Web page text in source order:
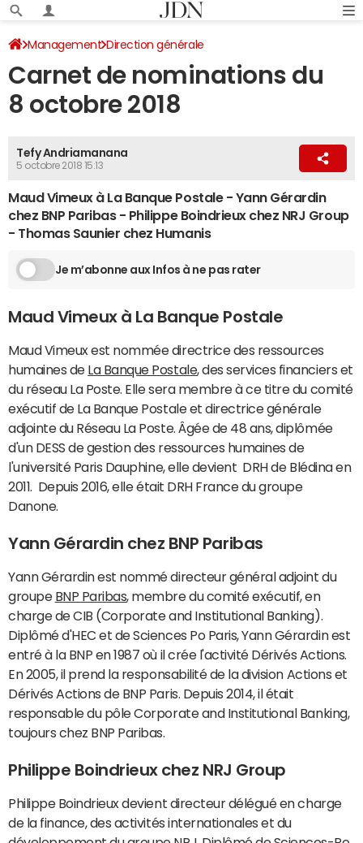
Management Direction générale
Carnet de nominations du
8 octobre 2018
Tefy Andriamanana
5 octobre 2018 15:13
Maud Vimeux à La Banque Postale - Yann Gérardin
chez BNP Paribas - Philippe Boindrieux chez NRJ Group
- Thomas Saunier chez Humanis
Je m’abonne aux Infos à ne pas rater
Maud Vimeux à La Banque Postale
Maud Vimeux est nommée directrice des ressources
humaines de La Banque Postale, des services financiers et
du réseau La Poste. Elle sera membre à ce titre du comité
exécutif de La Banque Postale et directrice générale
adjointe du Réseau La Poste. Âgée de 48 ans, diplômée
d'un DESS de gestion des ressources humaines de
l'université Paris Dauphine, elle devient DRH de Blédina en
2011. Depuis 2016, elle était DRH France du groupe
Danone.
Yann Gérardin chez BNP Paribas
Yann Gérardin est nommé directeur général adjoint du
groupe BNP Paribas, membre du comité exécutif, en
charge de CIB (Corporate and Institutional Banking).
Diplômé d'HEC et de Sciences Po Paris, Yann Gérardin est
entré à la BNP en 1987 où il crée l'activité Dérivés Actions.
En 2005, il prend la responsabilité de la division Actions et
Dérivés Actions de BNP Paris. Depuis 2014, il était
responsable du pôle Corporate and Institutional Banking,
toujours chez BNP Paribas.
Philippe Boindrieux chez NRJ Group
Philippe Boindrieux devient directeur délégué en charge
de la finance, des activités internationales et du